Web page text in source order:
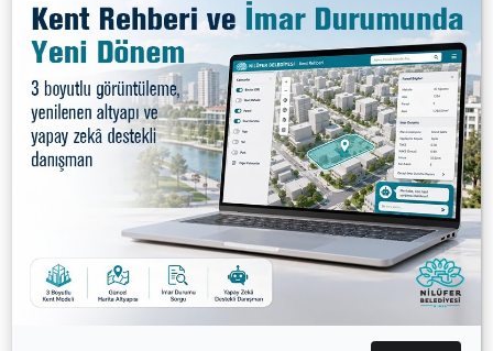
senaryoları okumak / Hikâyeden öyküye", "Anlatı(m)
biçimleri
Anlatmak mı, göstermek mi? - Kahraman burada,
anlatıcı nerede? ve "Kurmacanın matematiği" gibi
konular ele alınıyor.
Varlık Dergisi editörü Mehmet Erte'nin, 8 Aralık’a
kadar sürecek olan "Kurmacanın Doğası Üzerine"
isimli atölye çalışmaları ücretsiz olarak Nilüfer
Edebiyat Müzesi'nde gerçekleştiriliyor. Atölye
çalışmalarının sonucunda katılımcılara belge verilecek.